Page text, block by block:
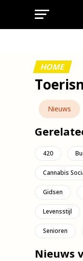
HOME
Nieuws
420
Cannabis
Gidsen
Levensstijl
Senioren
Nieuws